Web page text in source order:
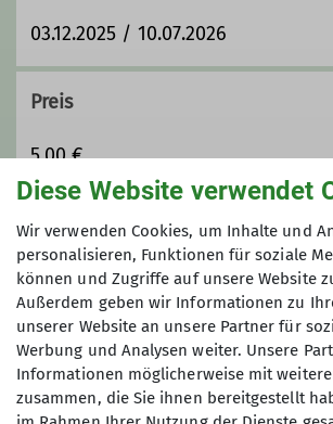
03.12.2025 / 10.07.2026
Preis
5,00 €
Maximale Teilnehmeranzahl
10
Diese Website verwendet
Wir verwenden Cookies, um Inhalte und
personalisieren, Funktionen für soziale
können und Zugriffe auf unsere Website
Außerdem geben wir Informationen zu
unserer Website an unsere Partner für
Werbung und Analysen weiter. Unsere
Informationen möglicherweise mit
zusammen, die Sie ihnen bereitgestellt